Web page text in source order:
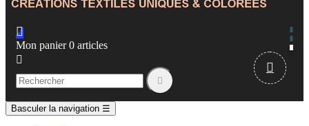

Mon panier 0 articles



Basculer la navigation ☰